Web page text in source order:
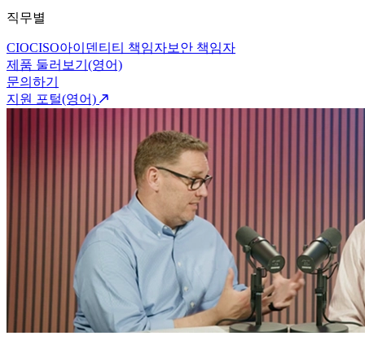
직무별
CIOCISO아이덴티티 책임자보안 책임자
제품 둘러보기(영어)
문의하기
지원 포털(영어)